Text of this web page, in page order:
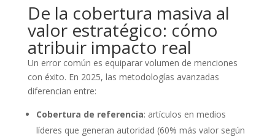
De la cobertura masiva al
valor estratégico: cómo
atribuir impacto real
Un error común es equiparar volumen de menciones
con éxito. En 2025, las metodologías avanzadas
diferencian entre:
Cobertura de referencia: artículos en medios
líderes que generan autoridad (60% más valor según